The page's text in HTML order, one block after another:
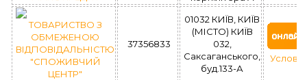
ТОВАРИСТВО З
ОБМЕЖЕНОЮ
ВІДПОВІДАЛЬНІСТЮ
"СПОЖИВЧИЙ
ЦЕНТР"
37356833
01032 КИЇВ, КИЇВ
(МІСТО) КИЇВ
032,
Саксаганського,
буд.133-А